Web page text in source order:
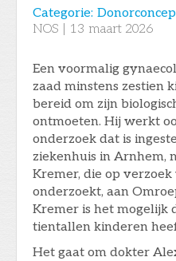
Categorie:
NOS
13 maart 2026
Een voormalig
zaad minstens zestien
bereid om zijn
ontmoeten. Hij werkt
onderzoek dat is
ziekenhuis in Arnhem,
Kremer, die op
onderzoekt, aan
Kremer is het mogelijk
tientallen kinderen
Het gaat om dokter